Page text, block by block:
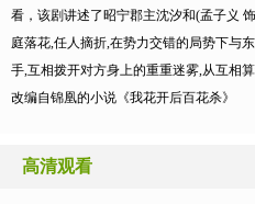
看，该剧讲述了昭宁郡主沈汐和(孟子义
庭落花,任人摘折,在势力交错的局势下与
手,互相拨开对方身上的重重迷雾,从互相
改编自锦凰的小说《我花开后百花杀》
高清观看